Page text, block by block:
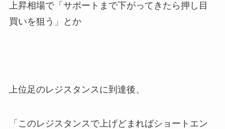
上昇相場で「サポートまで下がってきたら押し目
買いを狙う」とか
上位足のレジスタンスに到達後、
「このレジスタンスで上げどまればショートエン